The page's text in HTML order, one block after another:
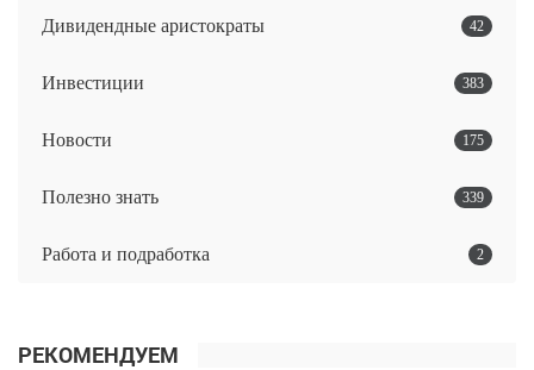
Дивидендные аристократы 42
Инвестиции 383
Новости 175
Полезно знать 339
Работа и подработка 2
РЕКОМЕНДУЕМ